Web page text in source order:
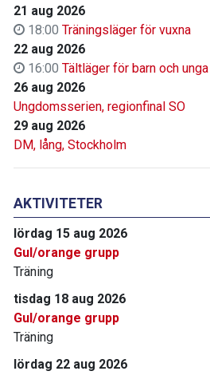
21 aug 2026
18:00 Träningsläger för vuxna
22 aug 2026
16:00 Tältläger för barn och unga
26 aug 2026
Ungdomsserien, regionfinal SO
29 aug 2026
DM, lång, Stockholm
AKTIVITETER
lördag 15 aug 2026
Gul/orange grupp
Träning
tisdag 18 aug 2026
Gul/orange grupp
Träning
lördag 22 aug 2026